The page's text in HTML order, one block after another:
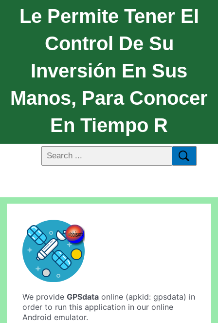
Le Permite Tener El
Control De Su
Inversión En Sus
Manos, Para Conocer
En Tiempo R
We provideGPSdata online (apkid: gpsdata) in
order to run this application in our online
Android emulator.